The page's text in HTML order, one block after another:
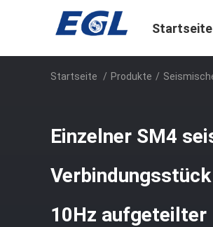
Startseite
Startseite / Produkte /
Einzelner SM4
10Hz aufgeteilter